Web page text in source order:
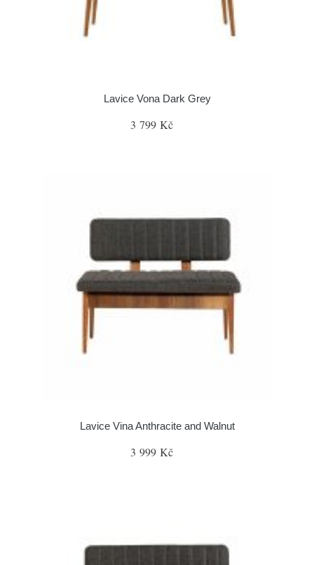
Lavice Vona Dark Grey
3 799 Kč
Lavice Vina Anthracite and Walnut
3 999 Kč